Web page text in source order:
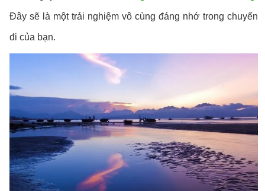
Đây sẽ là một trải nghiệm vô cùng đáng nhớ trong chuyến
đi của bạn.